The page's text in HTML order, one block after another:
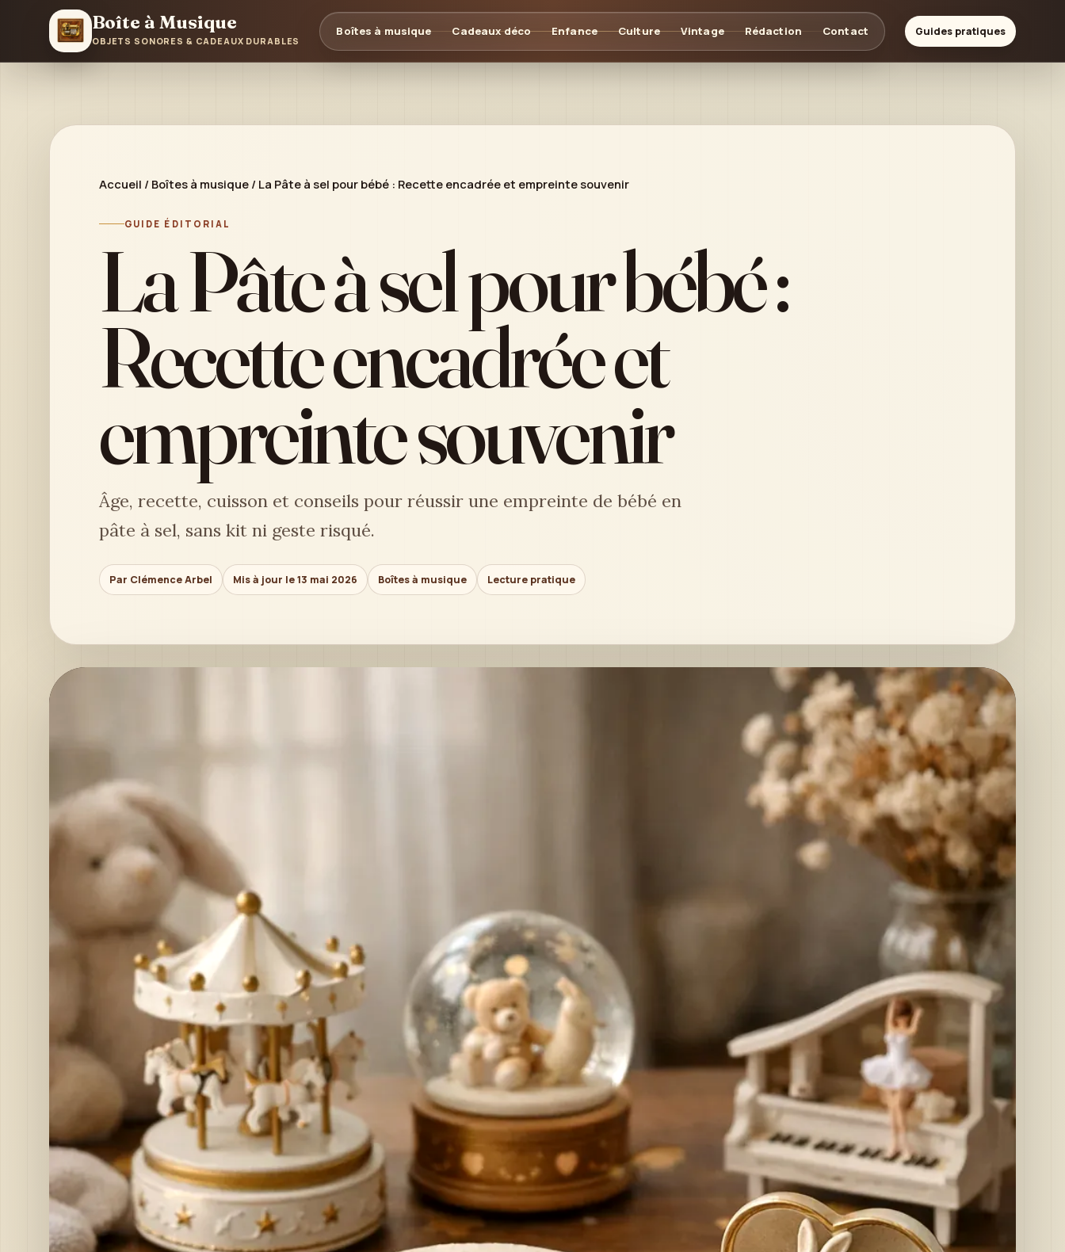
Boîte à Musique
OBJETS SONORES & CADEAUX DURABLES
Boîtes à musique Cadeaux déco Enfance Culture Vintage Rédaction Contact Guides pratiques
Accueil / Boîtes à musique / La Pâte à sel pour bébé : Recette encadrée et empreinte souvenir
GUIDE ÉDITORIAL
La Pâte à sel pour bébé :
Recette encadrée et
empreinte souvenir
Âge, recette, cuisson et conseils pour réussir une empreinte de bébé en
pâte à sel, sans kit ni geste risqué.
Par Clémence Arbel Mis à jour le 13 mai 2026 Boîtes à musique Lecture pratique